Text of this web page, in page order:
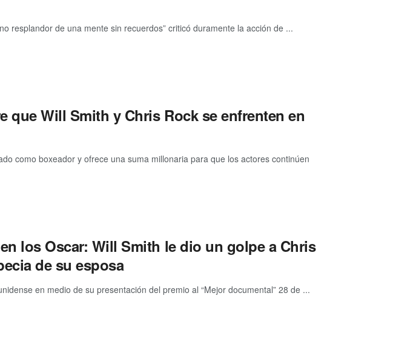
resplandor de una mente sin recuerdos” criticó duramente la acción de ...
que Will Smith y Chris Rock se enfrenten en
como boxeador y ofrece una suma millonaria para que los actores continúen
los Oscar: Will Smith le dio un golpe a Chris
de su esposa
en medio de su presentación del premio al “Mejor documental” 28 de ...